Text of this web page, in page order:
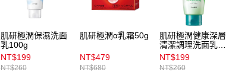
每筆NT$100，滿NT$399(含以上)免運費
肌研極潤保濕洗面
乳100g
NT$199
NT$260
肌研極潤α乳霜50g
NT$479
NT$680
肌研極潤健康深層
清潔調理洗面乳
100g
NT$199
NT$260